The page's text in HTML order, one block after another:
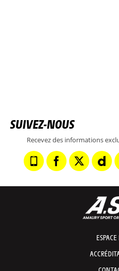
SUIVEZ-NOUS
Recevez des informations
ESPACE